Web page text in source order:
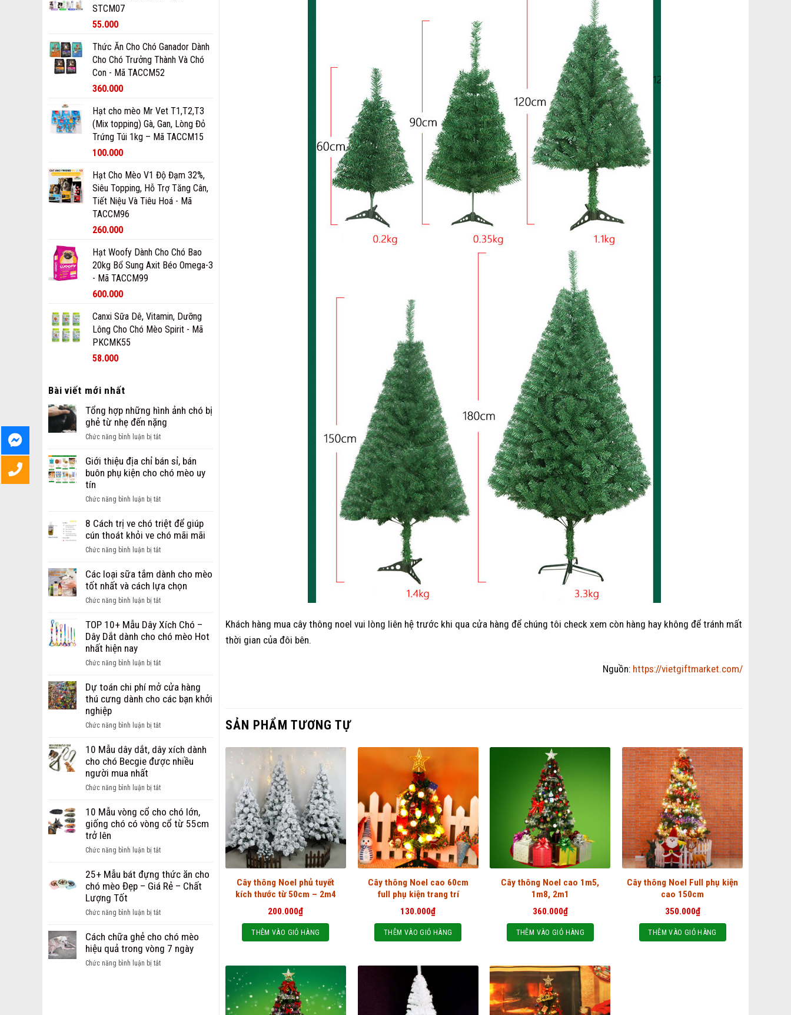
STCM07
55.000
Thức Ăn Cho Chó Ganador Dành
Cho Chó Trưởng Thành Và Chó
Con - Mã TACCM52
360.000
Hạt cho mèo Mr Vet T1,T2,T3
(Mix topping) Gà, Gan, Lòng Đỏ
Trứng Túi 1kg – Mã TACCM15
100.000
Hạt Cho Mèo V1 Độ Đạm 32%,
Siêu Topping, Hỗ Trợ Tăng Cân,
Tiết Niệu Và Tiêu Hoá - Mã
TACCM96
260.000
Hạt Woofy Dành Cho Chó Bao
20kg Bổ Sung Axit Béo Omega-3
- Mã TACCM99
600.000
Canxi Sữa Dê, Vitamin, Dưỡng
Lông Cho Chó Mèo Spirit - Mã
PKCMK55
58.000
Bài viết mới nhất
Tổng hợp những hình ảnh chó bị
ghẻ từ nhẹ đến nặng
Chức năng bình luận bị tắtở
hợp
những
chó
ghẻ
từ
nhẹ
nặng
Giới thiệu địa chỉ bán sỉ, bán
buôn phụ kiện cho chó mèo uy
tín
Chức năng bình luận bị tắtở
thiệu
địa
bán
bán
buôn
phụ
cho
chó
tín
8 Cách trị ve chó triệt để giúp
cún thoát khỏi ve chó mãi mãi
Chức năng bình luận bị tắtở
Cách
trị
chó
để
giúp
thoát
ve
chó
Các loại sữa tắm dành cho mèo
tốt nhất và cách lựa chọn
Chức năng bình luận bị tắtở
loại
sữa
cho
tốt
nhất
cách
chọn
TOP 10+ Mẫu Dây Xích Chó –
Dây Dắt dành cho chó mèo Hot
nhất hiện nay
Chức năng bình luận bị tắtở
10+
Mẫu
Chó
Dây
Dắt
cho
Hot
nhất
nay
Dự toán chi phí mở cửa hàng
thú cưng dành cho các bạn khởi
nghiệp
Chức năng bình luận bị tắtở
toán
chi
cửa
thú
cưng
cho
bạn
khởi
nghiệp
10 Mẫu dây dắt, dây xích dành
cho chó Becgie được nhiều
người mua nhất
Chức năng bình luận bị tắtở
Mẫu
dây
xích
cho
chó
được
người
mua
nhất
10 Mẫu vòng cổ cho chó lớn,
giống chó có vòng cổ từ 55cm
trở lên
Chức năng bình luận bị tắtở
Mẫu
vòng
chó
giống
chó
có
25+ Mẫu bát đựng thức ăn cho
chó mèo Đẹp – Giá Rẻ – Chất
Lượng Tốt
Chức năng bình luận bị tắtở
Mẫu
bát
thức
Cách chữa ghẻ cho chó mèo
hiệu quả trong vòng 7 ngày
Chức năng bình luận bị tắtở
Khách hàng mua cây thông noel vui lòng liên hệ trước khi qua cửa hàng để chúng tôi check xem còn hàng hay không để tránh mất
thời gian của đôi bên.
Nguồn: https://vietgiftmarket.com/
SẢN PHẨM TƯƠNG TỰ
Cây thông Noel phủ tuyết
kích thước từ 50cm – 2m4
200.000₫
THÊM VÀO GIỎ HÀNG
Cây thông Noel cao 60cm
full phụ kiện trang trí
130.000₫
THÊM VÀO GIỎ HÀNG
Cây thông Noel cao 1m5,
1m8, 2m1
360.000₫
THÊM VÀO GIỎ HÀNG
Cây thông Noel Full phụ kiện
cao 150cm
350.000₫
THÊM VÀO GIỎ HÀNG